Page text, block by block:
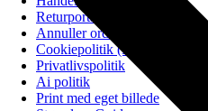
Returportal
Annuller ordre
Cookiepolitik (EU)
Privatlivspolitik
Ai politik
Print med eget billede